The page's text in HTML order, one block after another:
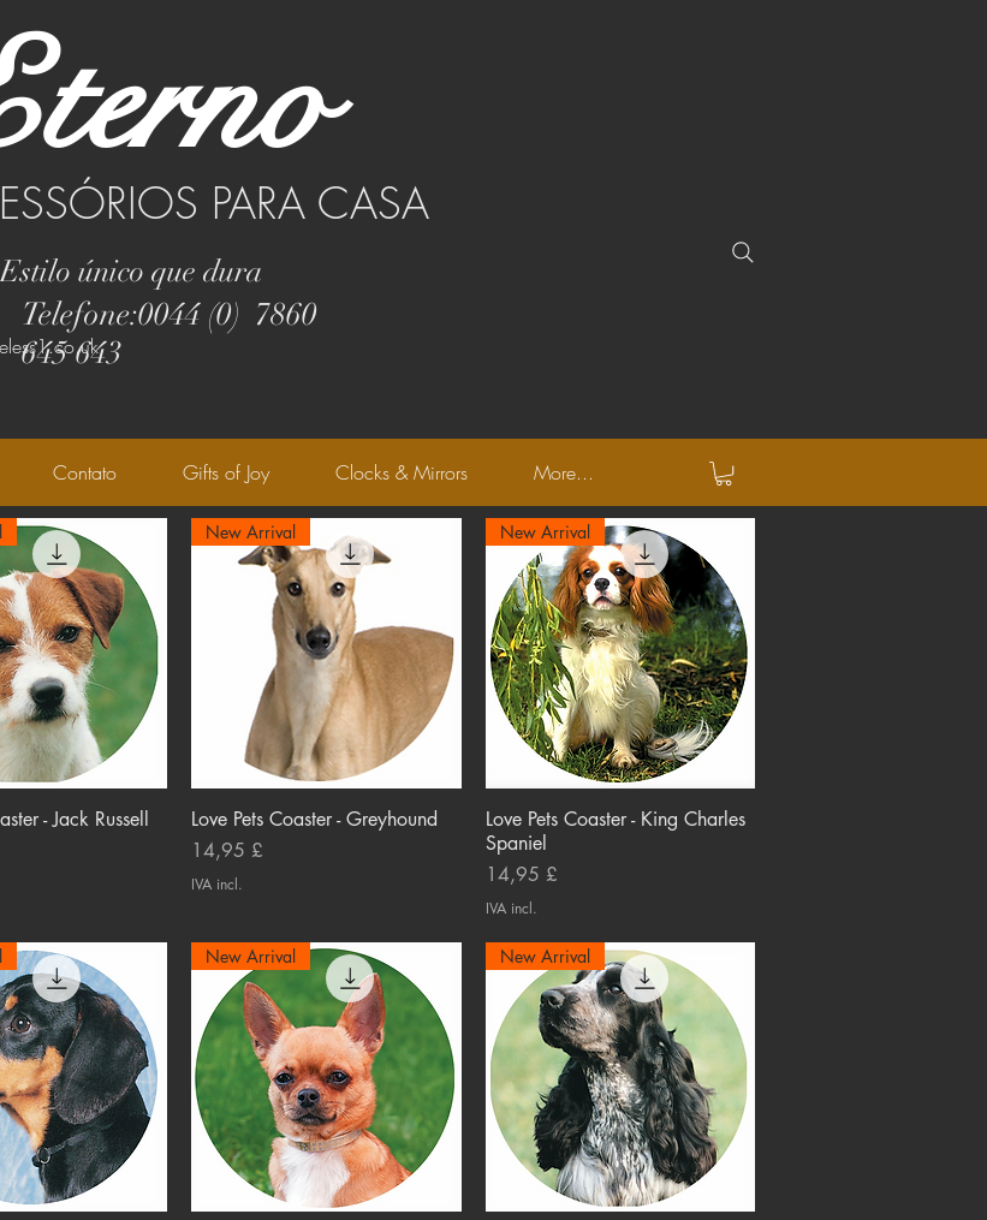
PARA CASA
Estilo único que dura
Telefone:0044 (0) 7860
645 643
Contato Gifts of Joy Clocks & Mirrors More...
rápida
- Jack Russell
Visualização rápida
New Arrival
Love Pets Coaster - Greyhound
Preço
14,95 £
IVA incl.
Visualização rápida
New Arrival
Love Pets Coaster - King Charles
Spaniel
Preço
14,95 £
IVA incl.
New Arrival New Arrival